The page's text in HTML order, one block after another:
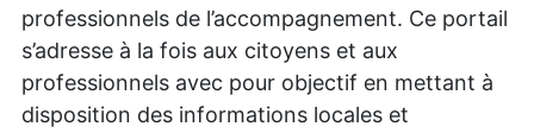
professionnels de l’accompagnement. Ce portail
s’adresse à la fois aux citoyens et aux
professionnels avec pour objectif en mettant à
disposition des informations locales et